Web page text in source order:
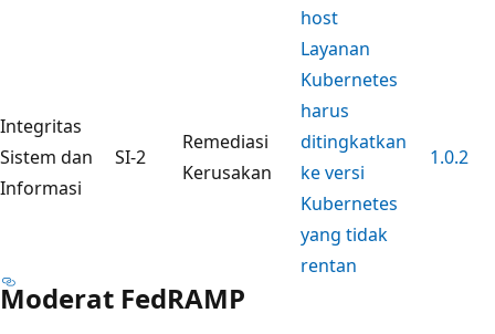
host
Integritas
Sistem dan
Informasi
SI-2
Remediasi
Kerusakan
Layanan
Kubernetes
harus
ditingkatkan
ke versi
Kubernetes
yang tidak
rentan
1.0.2
Moderat FedRAMP